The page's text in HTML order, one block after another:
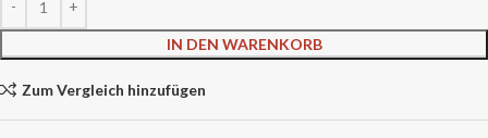
IN DEN WARENKORB
Zum Vergleich hinzufügen